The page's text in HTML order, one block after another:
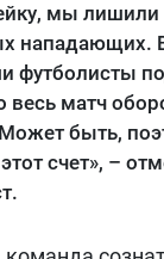
мы лишили
нападающих.
футболисты
весь матч
быть,
счет», –